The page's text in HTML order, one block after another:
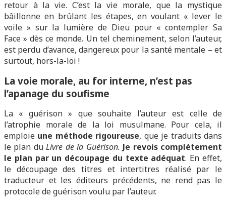
retour à la vie. C’est la vie morale, que la mystique
bâillonne en brûlant les étapes, en voulant « lever le
voile » sur la lumière de Dieu pour « contempler Sa
Face » dès ce monde. Un tel cheminement, selon l’auteur,
est perdu d’avance, dangereux pour la santé mentale – et
surtout, hors-la-loi !
La voie morale, au for interne, n’est pas
l’apanage du soufisme
La « guérison » que souhaite l’auteur est celle de
l’atrophie morale de la loi musulmane. Pour cela, il
emploie une méthode rigoureuse, que je traduits dans
le plan duLivre de la Guérison. Je revois complètement
le plan par un découpage du texte adéquat. En effet,
le découpage des titres et intertitres réalisé par le
traducteur et les éditeurs précédents, ne rend pas le
protocole de guérison voulu par l’auteur.